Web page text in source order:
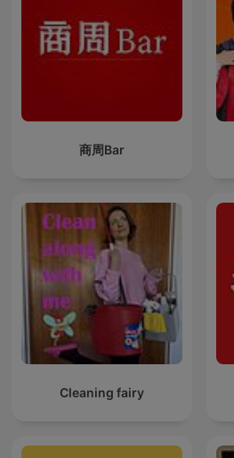
商周Bar
Cleaning fairy